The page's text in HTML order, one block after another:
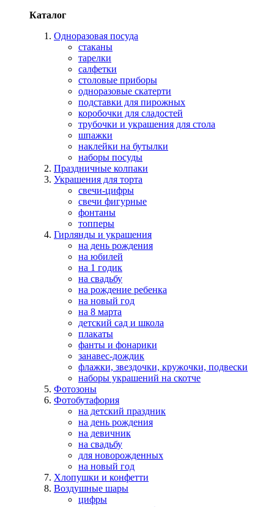
Каталог
Одноразовая посуда
стаканы
тарелки
салфетки
столовые приборы
одноразовые скатерти
подставки для пирожных
коробочки для сладостей
трубочки и украшения для стола
шпажки
наклейки на бутылки
наборы посуды
Праздничные колпаки
Украшения для торта
свечи-цифры
свечи фигурные
фонтаны
топперы
Гирлянды и украшения
на день рождения
на юбилей
на 1 годик
на свадьбу
на рождение ребенка
на новый год
на 8 марта
детский сад и школа
плакаты
фанты и фонарики
занавес-дождик
флажки, звездочки, кружочки, подвески
наборы украшений на скотче
Фотозоны
Фотобутафория
на детский праздник
на день рождения
на девичник
на свадьбу
для новорожденных
на новый год
Хлопушки и конфетти
Воздушные шары
цифры